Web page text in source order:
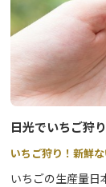
日光でいちご狩
いちご狩り！新鮮
いちごの生産量日